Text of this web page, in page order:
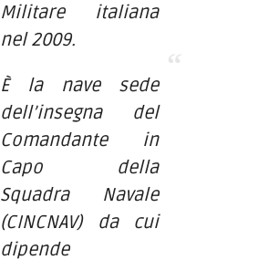
Militare italiana
nel 2009.
È la nave sede
dell’insegna del
Comandante in
Capo della
Squadra Navale
(CINCNAV) da cui
dipende